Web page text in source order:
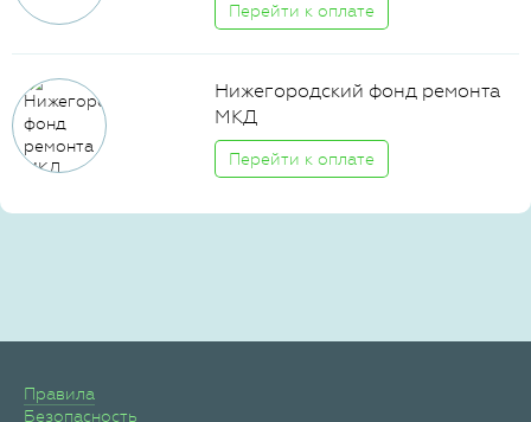
Перейти к оплате
Нижегородский фонд ремонта
МКД
Перейти к оплате
Правила
Безопасность